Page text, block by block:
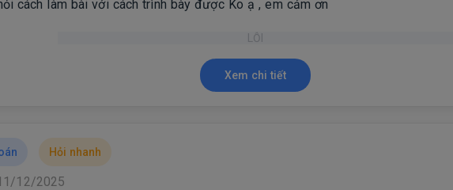
cách làm bài với cách trình bày được Ko ạ , em cảm ơn
LỖI
Xem chi tiết
Hỏi nhanh
12/2025